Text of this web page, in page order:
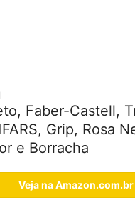
Faber-Castell,
Grip, Rosa
e Borracha
Veja na Amazon.com.br